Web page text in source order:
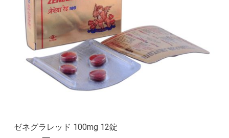
ゼネグラレッド 100mg 12錠